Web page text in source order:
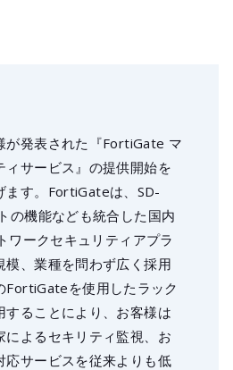
が発表された『FortiGate マ
ィサービス』の提供開始を
ます。FortiGateは、SD-
の機能なども統合した国内
ワークセキュリティアプラ
模、業種を問わず広く採用
FortiGateを使用したラック
することにより、お客様は
によるセキリティ監視、お
応サービスを従来よりも低